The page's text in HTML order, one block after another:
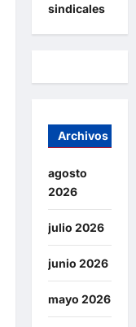
sindicales
Archivos
agosto
2026
julio 2026
junio 2026
mayo 2026